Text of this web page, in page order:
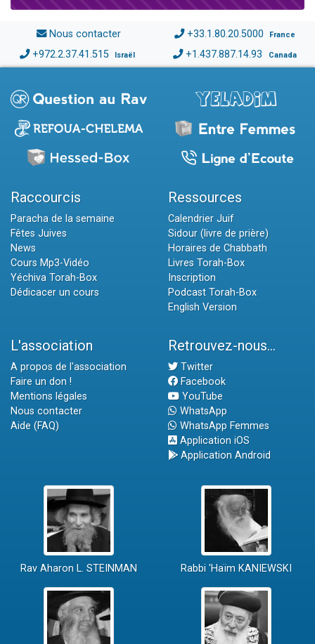
Nous contacter +33.1.80.20.5000 France
+972.2.37.41.515 Israël +1.437.887.14.93 Canada
Raccourcis
Paracha de la semaine
Fêtes Juives
News
Cours Mp3-Vidéo
Yéchiva Torah-Box
Dédicacer un cours
Ressources
Calendrier Juif
Sidour (livre de prière)
Horaires de Chabbath
Livres Torah-Box
Inscription
Podcast Torah-Box
English Version
L'association
A propos de l'association
Faire un don !
Mentions légales
Nous contacter
Aide (FAQ)
Retrouvez-nous...
Twitter
Facebook
YouTube
WhatsApp
WhatsApp Femmes
Application iOS
Application Android
Rav Aharon L. STEINMAN Rabbi 'Haïm KANIEWSKI